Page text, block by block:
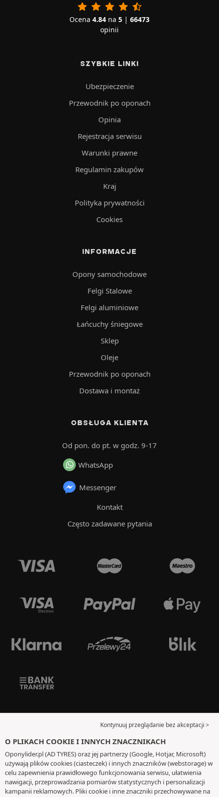
Ocena 4.84 na 5 | 66473
opinii
SZYBKIE LINKI
Ubezpieczenie
Przewodnik po oponach
Opinia
Rejestracja serwisu
Warunki prawne
Regulamin zakupów
Kraj
Polityka prywatności
Cookies
INFORMACJE
Opony samochodowe
Felgi Stalowe
Felgi aluminiowe
Łańcuchy śniegowe
Sklep
Oleje
Przewodnik po oponach
Dostawa i montaż
OBSŁUGA KLIENTA
Od pon. do pt. w godz. 9-17
WhatsApp
Messenger
Kontakt
Często zadawane pytania
Kontynuuj przeglądanie bez akceptacji >
O PLIKACH COOKIE I INNYCH ZNACZNIKACH
Oponylider.pl (AD TYRES) oraz jej partnerzy (Google, Hotjar, Microsoft)
używają plików cookies (ciasteczek) i innych znaczników (webstorage) w
celu zapewnienia prawidłowego funkcjonowania serwisu, ułatwienia
nawigacji, przeprowadzania pomiarów statystycznych i personalizacji
kampanii reklamowych. Pliki cookie i inne znaczniki przechowywane na